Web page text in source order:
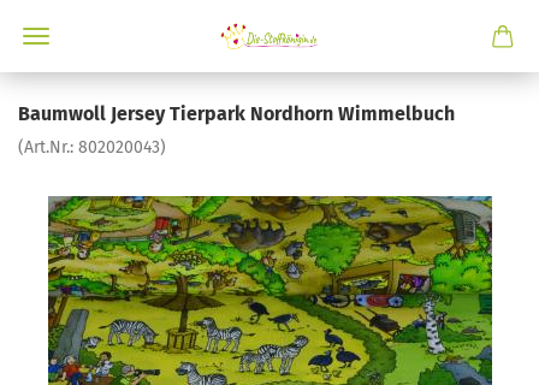
Baumwoll Jersey Tierpark Nordhorn Wimmelbuch
(Art.Nr.: 802020043)